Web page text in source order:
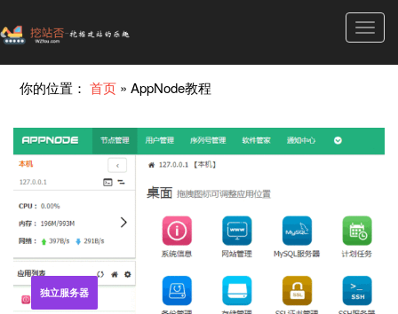
你的位置：首页 »AppNode教程
独立服务器